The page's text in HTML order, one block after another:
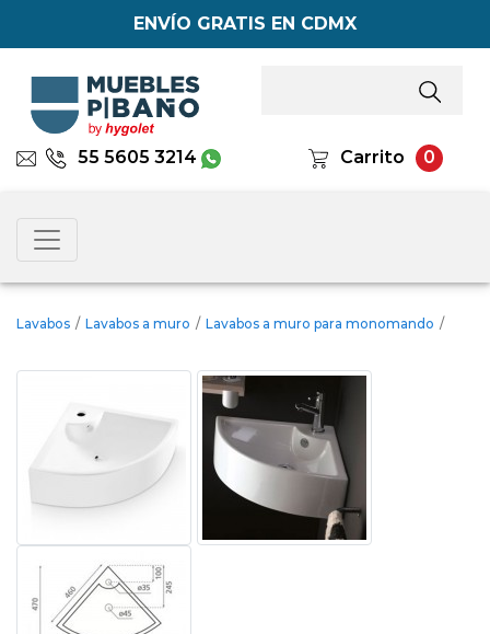
ENVÍO GRATIS EN CDMX
55 5605 3214 Carrito 0
Lavabos / Lavabos a muro / Lavabos a muro para monomando /